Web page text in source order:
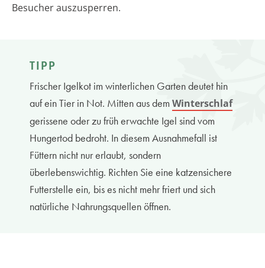
Besucher auszusperren.
TIPP
Frischer Igelkot im winterlichen Garten deutet hin
auf ein Tier in Not. Mitten aus dem Winterschlaf
gerissene oder zu früh erwachte Igel sind vom
Hungertod bedroht. In diesem Ausnahmefall ist
Füttern nicht nur erlaubt, sondern
überlebenswichtig. Richten Sie eine katzensichere
Futterstelle ein, bis es nicht mehr friert und sich
natürliche Nahrungsquellen öffnen.